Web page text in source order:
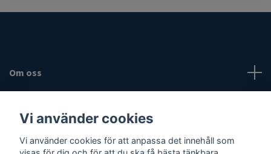
Om oss
Sociala medier
Vi använder cookies
Vi använder cookies för att anpassa det innehåll som